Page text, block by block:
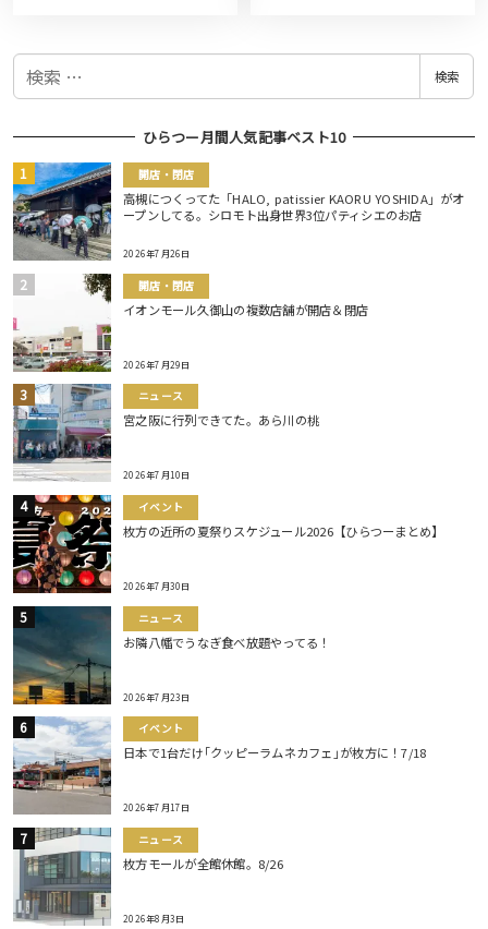
検
検索
ひらつー月間人気記事ベスト10
開店・閉店
高槻につくってた「HALO, patissier KAORU YOSHIDA」がオ
ープンしてる。シロモト出身世界3位パティシエのお店
2026年7月26日
開店・閉店
イオンモール久御山の複数店舗が開店＆閉店
2026年7月29日
ニュース
宮之阪に行列できてた。あら川の桃
2026年7月10日
イベント
枚方の近所の夏祭りスケジュール2026【ひらつーまとめ】
2026年7月30日
ニュース
お隣八幡でうなぎ食べ放題やってる！
2026年7月23日
イベント
日本で1台だけ｢クッピーラムネカフェ｣が枚方に！7/18
2026年7月17日
ニュース
枚方モールが全館休館。8/26
2026年8月3日